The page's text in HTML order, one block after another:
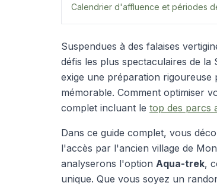
Calendrier d'affluence et périodes
Suspendues à des falaises
défis les plus spectaculaires de
exige une préparation
mémorable. Comment optimiser
complet incluant le top des parcs
Dans ce guide complet, vous
l'accès par l'ancien village de
analyserons l'option Aqua-trek,
unique. Que vous soyez un